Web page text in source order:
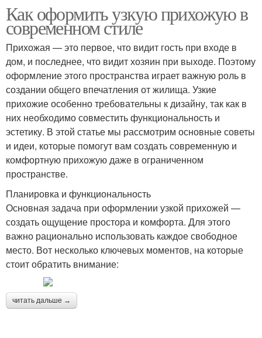
Как оформить узкую прихожую в
современном стиле
Прихожая — это первое, что видит гость при входе в
дом, и последнее, что видит хозяин при выходе. Поэтому
оформление этого пространства играет важную роль в
создании общего впечатления от жилища. Узкие
прихожие особенно требовательны к дизайну, так как в
них необходимо совместить функциональность и
эстетику. В этой статье мы рассмотрим основные советы
и идеи, которые помогут вам создать современную и
комфортную прихожую даже в ограниченном
пространстве.
Планировка и функциональность
Основная задача при оформлении узкой прихожей —
создать ощущение простора и комфорта. Для этого
важно рационально использовать каждое свободное
место. Вот несколько ключевых моментов, на которые
стоит обратить внимание:
читать дальше →